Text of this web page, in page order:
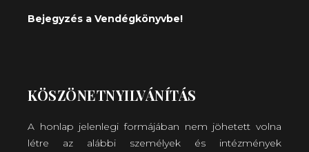
Bejegyzés a Vendégkönyvbe!
KÖSZÖNETNYILVÁNÍTÁS
A honlap jelenlegi formájában nem jöhetett volna
létre az alábbi személyek és intézmények